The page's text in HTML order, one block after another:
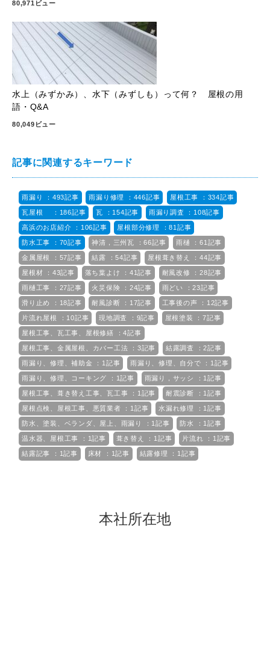
80,971ビュー
水上（みずかみ）、水下（みずしも）って何？ 屋根の用
語・Q&A
80,049ビュー
記事に関連するキーワード
雨漏り ：493記事 雨漏り修理 ：446記事 屋根工事 ：334記事
瓦屋根 ：186記事 瓦 ：154記事 雨漏り調査 ：108記事
高浜のお店紹介 ：106記事 屋根部分修理 ：81記事
防水工事 ：70記事 神清，三州瓦 ：66記事 雨樋 ：61記事
金属屋根 ：57記事 結露 ：54記事 屋根葺き替え ：44記事
屋根材 ：43記事 落ち葉よけ ：41記事 耐風改修 ：28記事
雨樋工事 ：27記事 火災保険 ：24記事 雨どい ：23記事
滑り止め ：18記事 耐風診断 ：17記事 工事後の声 ：12記事
片流れ屋根 ：10記事 現地調査 ：9記事 屋根塗装 ：7記事
屋根工事、瓦工事、屋根修繕 ：4記事
屋根工事、金属屋根、カバー工法 ：3記事 結露調査 ：2記事
雨漏り、修理、補助金 ：1記事 雨漏り、修理、自分で ：1記事
雨漏り、修理、コーキング ：1記事 雨漏り，サッシ ：1記事
屋根工事、葺き替え工事、瓦工事 ：1記事 耐震診断 ：1記事
屋根点検、屋根工事、悪質業者 ：1記事 水漏れ修理 ：1記事
防水、塗装、ベランダ、屋上、雨漏り ：1記事 防水 ：1記事
温水器、屋根工事 ：1記事 葺き替え ：1記事 片流れ ：1記事
結露記事 ：1記事 床材 ：1記事 結露修理 ：1記事
本社所在地